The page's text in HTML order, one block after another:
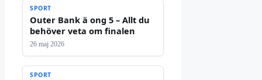
SPORT
Outer Bank ä ong 5 – Allt du
behöver veta om finalen
26 maj 2026
SPORT